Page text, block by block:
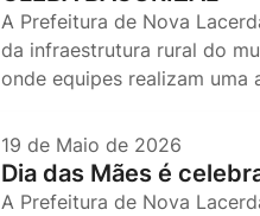
A Prefeitura de Nova
da infraestrutura rural do
onde equipes realizam
19 de Maio de 2026
Dia das Mães é
A Prefeitura de Nova